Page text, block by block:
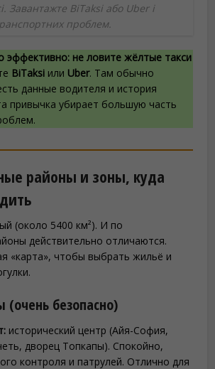
Завантажте BiTaksi або Uber і
проблем.
эффективно: не ловите жёлтые такси
BiTaksi или Uber. Там обычно
данные водителя и история
привычка убирает большую часть
районы и зоны, куда
(около 5400 км²). И по
действительно отличаются.
«карта», чтобы выбрать жильё и
безопасно)
исторический центр (Айя-София,
дворец Топкапы). Спокойно,
контроля и патрулей. Отлично для